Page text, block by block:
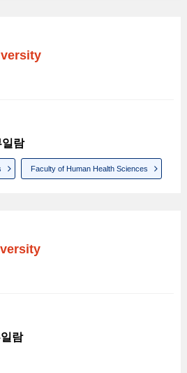
람
Faculty of Human Health Sciences
람